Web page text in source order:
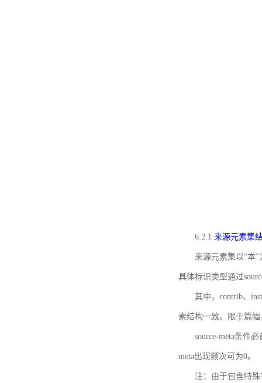
6.2.1 来源元素集
来源元素集以“本
具体标识类型通过
其中，contrib、
素结构一致。限于篇
source-meta条件
meta出现频次可为0。
注：由于包含特殊